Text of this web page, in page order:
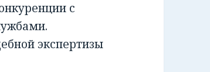
с
экспертизы